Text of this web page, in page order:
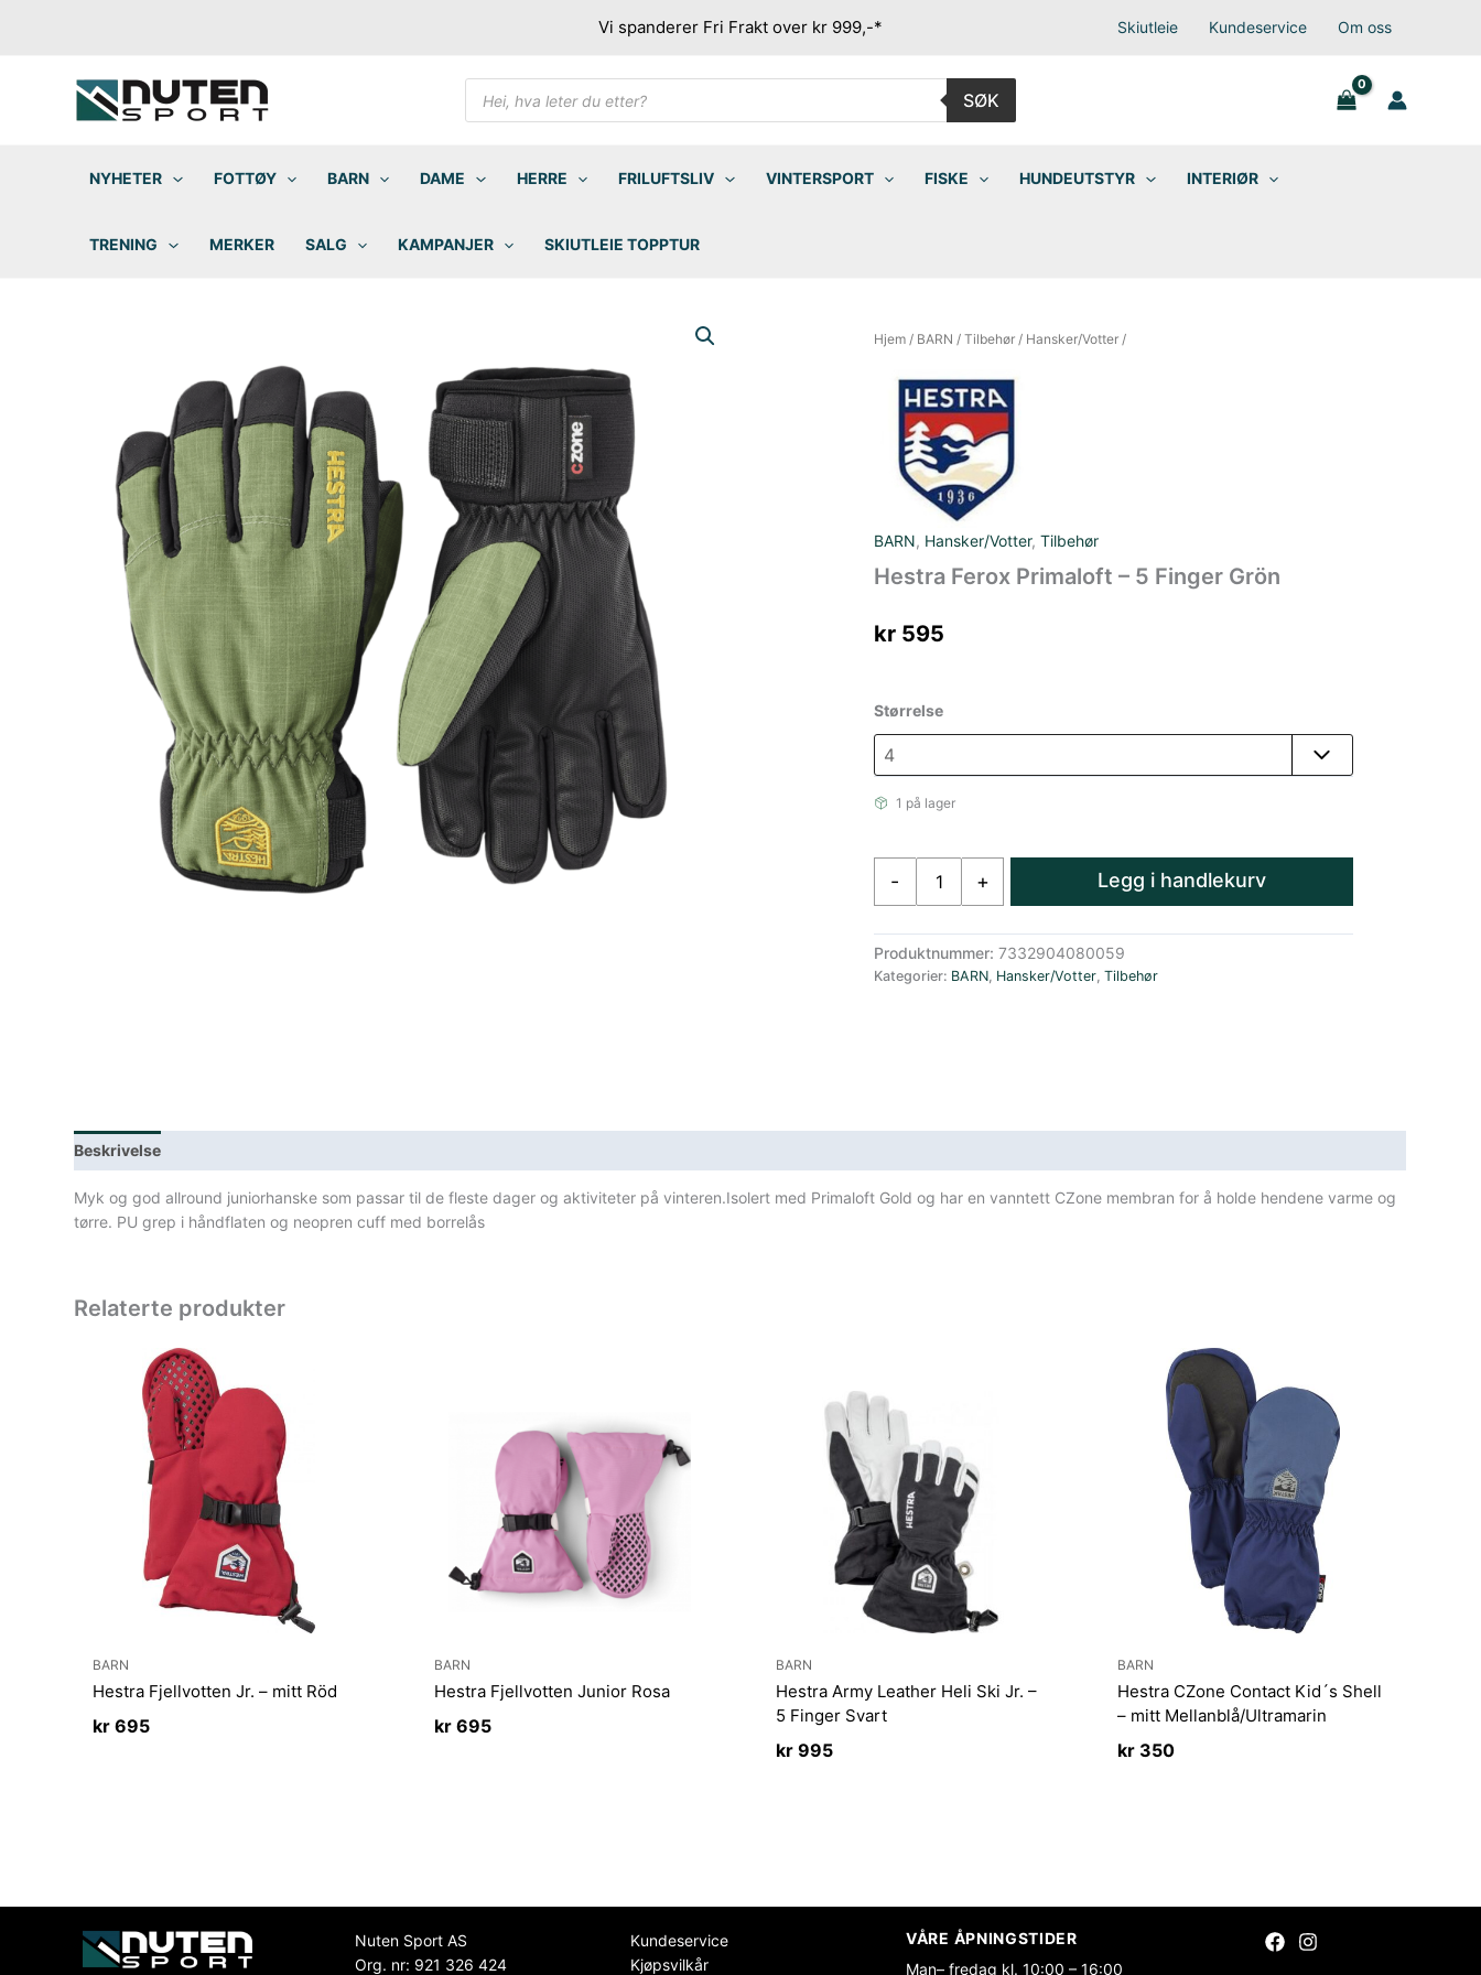
Vi spanderer Fri Frakt over kr 999,-* Skiutleie Kundeservice Om oss
Products
search
SØK
NYHETER FOTTØY BARN DAME HERRE FRILUFTSLIV VINTERSPORT FISKE HUNDEUTSTYR INTERIØR
TRENING MERKER SALG KAMPANJER SKIUTLEIE TOPPTUR
Hjem/ BARN / Tilbehør/ Hansker/Votter/
BARN, Hansker/Votter, Tilbehør
Hestra Ferox Primaloft – 5 Finger Grön
kr595
Størrelse
1 på lager
-
-
5
Finger
+ Legg i handlekurv
Produktnummer: 7332904080059
Kategorier: BARN, Hansker/Votter, Tilbehør
Beskrivelse
Myk og god allround juniorhanske som passar til de fleste dager og aktiviteter på vinteren.Isolert med Primaloft Gold og har en vanntett CZone membran for å holde hendene varme og
tørre. PU grep i håndflaten og neopren cuff med borrelås
Relaterte produkter
BARN
Hestra Fjellvotten Jr. – mitt Röd
kr 695
BARN
Hestra Fjellvotten Junior Rosa
kr695
BARN
Hestra Army Leather Heli Ski Jr. –
5 Finger Svart
kr995
BARN
Hestra CZone Contact Kid´s Shell
– mitt Mellanblå/Ultramarin
kr350
Nuten Sport AS
Org. nr: 921 326 424
Kundeservice
Kjøpsvilkår
VÅRE ÅPNINGSTIDER
Man– fredag kl. 10:00 – 16:00